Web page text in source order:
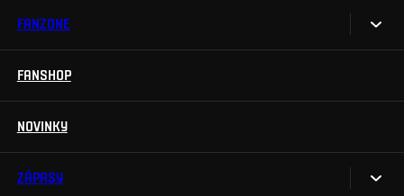
Vstupenky
Handicapovaní fanoušci
FANZONE
Sparta UNLIMITED.
Televizní aplikace
FANSHOP
NOVINKY
ZÁPASY